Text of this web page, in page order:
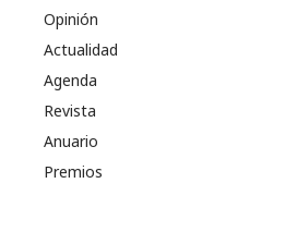
Opinión
Actualidad
Agenda
Revista
Anuario
Premios